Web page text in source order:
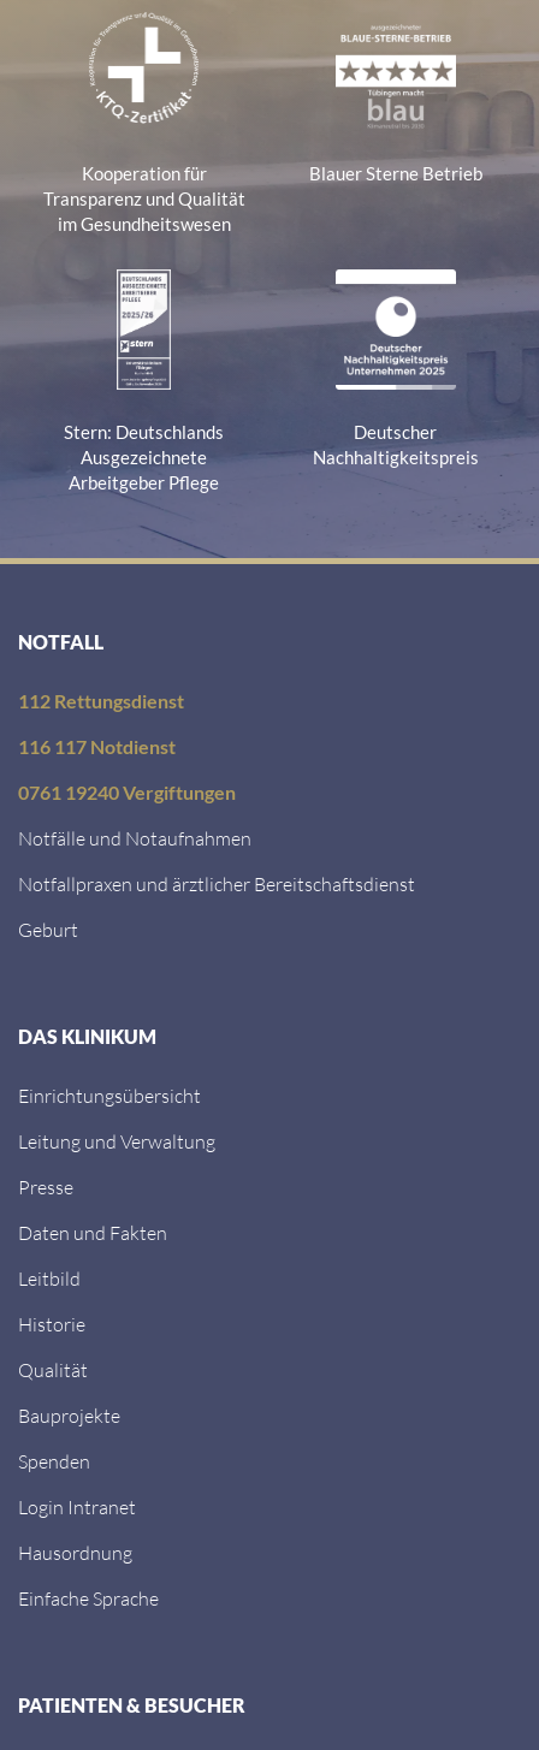
Kooperation für
Transparenz und Qualität
im Gesundheitswesen
Blauer Sterne Betrieb
Stern: Deutschlands
Ausgezeichnete
Arbeitgeber Pflege
Deutscher
Nachhaltigkeitspreis
NOTFALL
112 Rettungsdienst
116 117 Notdienst
0761 19240 Vergiftungen
Notfälle und Notaufnahmen
Notfallpraxen und ärztlicher Bereitschaftsdienst
Geburt
DAS KLINIKUM
Einrichtungsübersicht
Leitung und Verwaltung
Presse
Daten und Fakten
Leitbild
Historie
Qualität
Bauprojekte
Spenden
Login Intranet
Hausordnung
Einfache Sprache
PATIENTEN & BESUCHER